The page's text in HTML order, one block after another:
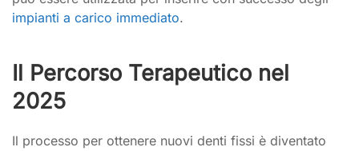
impianti a carico immediato.
Il Percorso Terapeutico nel
2025
Il processo per ottenere nuovi denti fissi è diventato